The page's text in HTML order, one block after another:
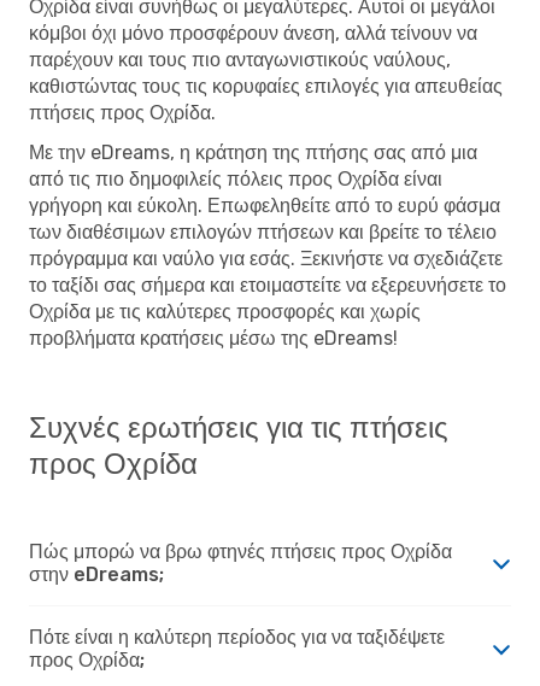
Οχρίδα είναι συνήθως οι μεγαλύτερες. Αυτοί οι μεγάλοι
κόμβοι όχι μόνο προσφέρουν άνεση, αλλά τείνουν να
παρέχουν και τους πιο ανταγωνιστικούς ναύλους,
καθιστώντας τους τις κορυφαίες επιλογές για απευθείας
πτήσεις προς Οχρίδα.
Με την eDreams, η κράτηση της πτήσης σας από μια
από τις πιο δημοφιλείς πόλεις προς Οχρίδα είναι
γρήγορη και εύκολη. Επωφεληθείτε από το ευρύ φάσμα
των διαθέσιμων επιλογών πτήσεων και βρείτε το τέλειο
πρόγραμμα και ναύλο για εσάς. Ξεκινήστε να σχεδιάζετε
το ταξίδι σας σήμερα και ετοιμαστείτε να εξερευνήσετε το
Οχρίδα με τις καλύτερες προσφορές και χωρίς
προβλήματα κρατήσεις μέσω της eDreams!
Συχνές ερωτήσεις για τις πτήσεις
προς Οχρίδα
Πώς μπορώ να βρω φτηνές πτήσεις προς Οχρίδα
στην eDreams;
Πότε είναι η καλύτερη περίοδος για να ταξιδέψετε
προς Οχρίδα;